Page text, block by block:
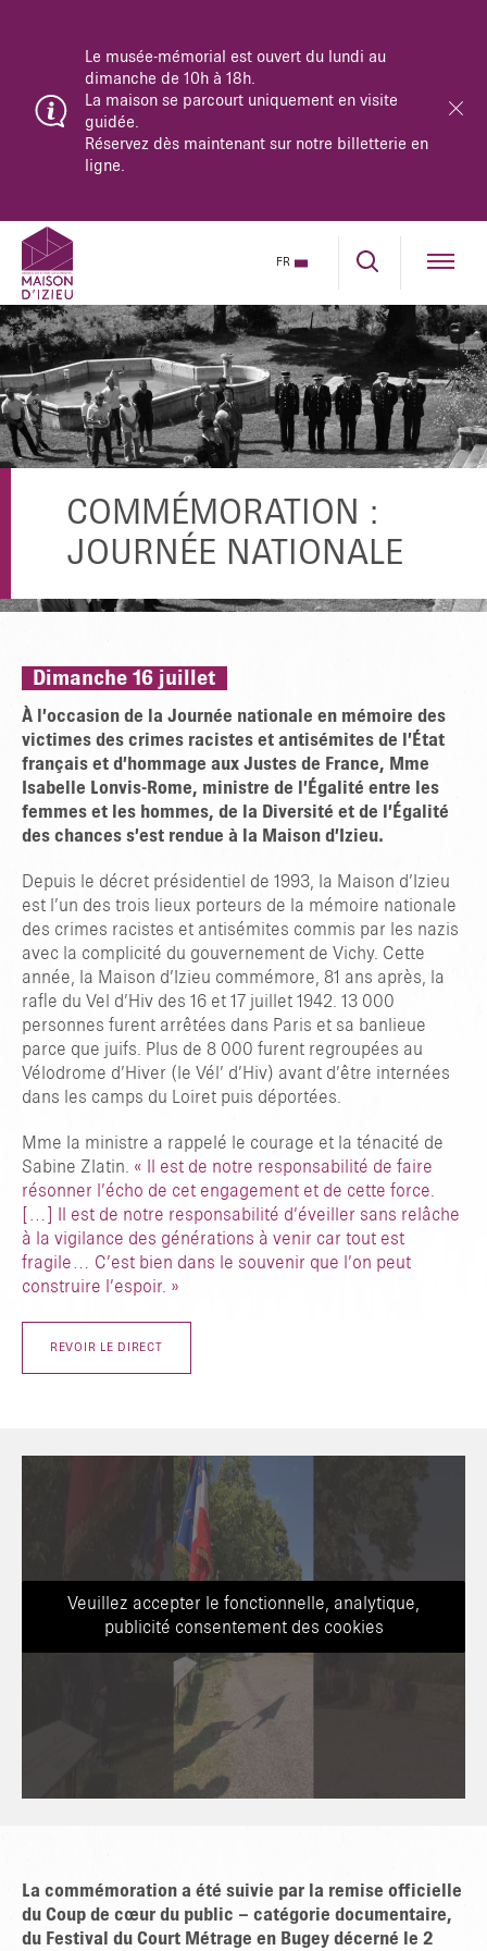
ligne.
Vérifiez votre trajet en amont ou suivez les
déviations fléchées depuis les sorties 10 et 11 de
FR
COMMÉMORATION :
JOURNÉE NATIONALE
Dimanche 16 juillet
À l’occasion de la Journée nationale en mémoire des
victimes des crimes racistes et antisémites de l’État
français et d’hommage aux Justes de France, Mme
Isabelle Lonvis-Rome, ministre de l’Égalité entre les
femmes et les hommes, de la Diversité et de l’Égalité
des chances s’est rendue à la Maison d’Izieu.
Depuis le décret présidentiel de 1993, la Maison d’Izieu
est l’un des trois lieux porteurs de la mémoire nationale
des crimes racistes et antisémites commis par les nazis
avec la complicité du gouvernement de Vichy. Cette
année, la Maison d’Izieu commémore, 81 ans après, la
rafle du Vel d’Hiv des 16 et 17 juillet 1942. 13 000
personnes furent arrêtées dans Paris et sa banlieue
parce que juifs. Plus de 8 000 furent regroupées au
Vélodrome d’Hiver (le Vél’ d’Hiv) avant d’être internées
dans les camps du Loiret puis déportées.
Mme la ministre a rappelé le courage et la ténacité de
Sabine Zlatin. « Il est de notre responsabilité de faire
résonner l’écho de cet engagement et de cette force.
[…] Il est de notre responsabilité d’éveiller sans relâche
à la vigilance des générations à venir car tout est
fragile… C’est bien dans le souvenir que l’on peut
construire l’espoir. »
REVOIR LE DIRECT
Veuillez accepter le fonctionnelle, analytique,
publicité consentement des cookies
La commémoration a été suivie par la remise officielle
du Coup de cœur du public – catégorie documentaire,
du Festival du Court Métrage en Bugey décerné le 2